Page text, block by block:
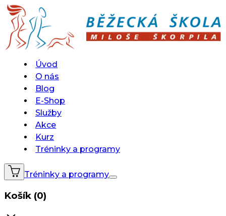
Úvod
O nás
Blog
E-Shop
Služby
Akce
Kurz
Tréninky a programy
Tréninky a programy
Košík (0)